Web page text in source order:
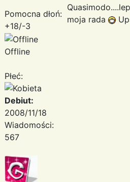
Pomocna dłoń:
+18/-3
Offline
Płeć:
Debiut:
2008/11/18
Wiadomości:
567
moja rada